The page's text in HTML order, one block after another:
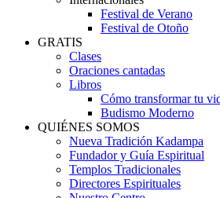
Festival de Verano
Festival de Otoño
GRATIS
Clases
Oraciones cantadas
Libros
Cómo transformar tu
Budismo Moderno
QUIÉNES SOMOS
Nueva Tradición Kadampa
Fundador y Guía Espiritual
Templos Tradicionales
Directores Espirituales